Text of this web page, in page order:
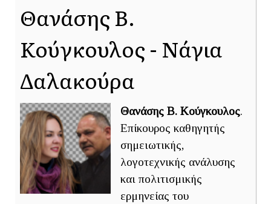
Θανάσης Β.
Κούγκουλος - Νάγια
Δαλακούρα
Θανάσης Β. Κούγκουλος.
Επίκουρος καθηγητής
σημειωτικής,
λογοτεχνικής ανάλυσης
και πολιτισμικής
ερμηνείας του